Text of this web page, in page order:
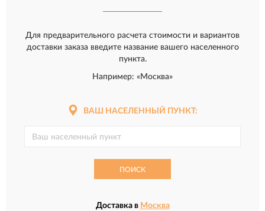
Для предварительного расчета стоимости и вариантов
доставки заказа введите название вашего населенного
пункта.
Например: «Москва»
ВАШ НАСЕЛЕННЫЙ ПУНКТ:
ПОИСК
Доставка в Москва